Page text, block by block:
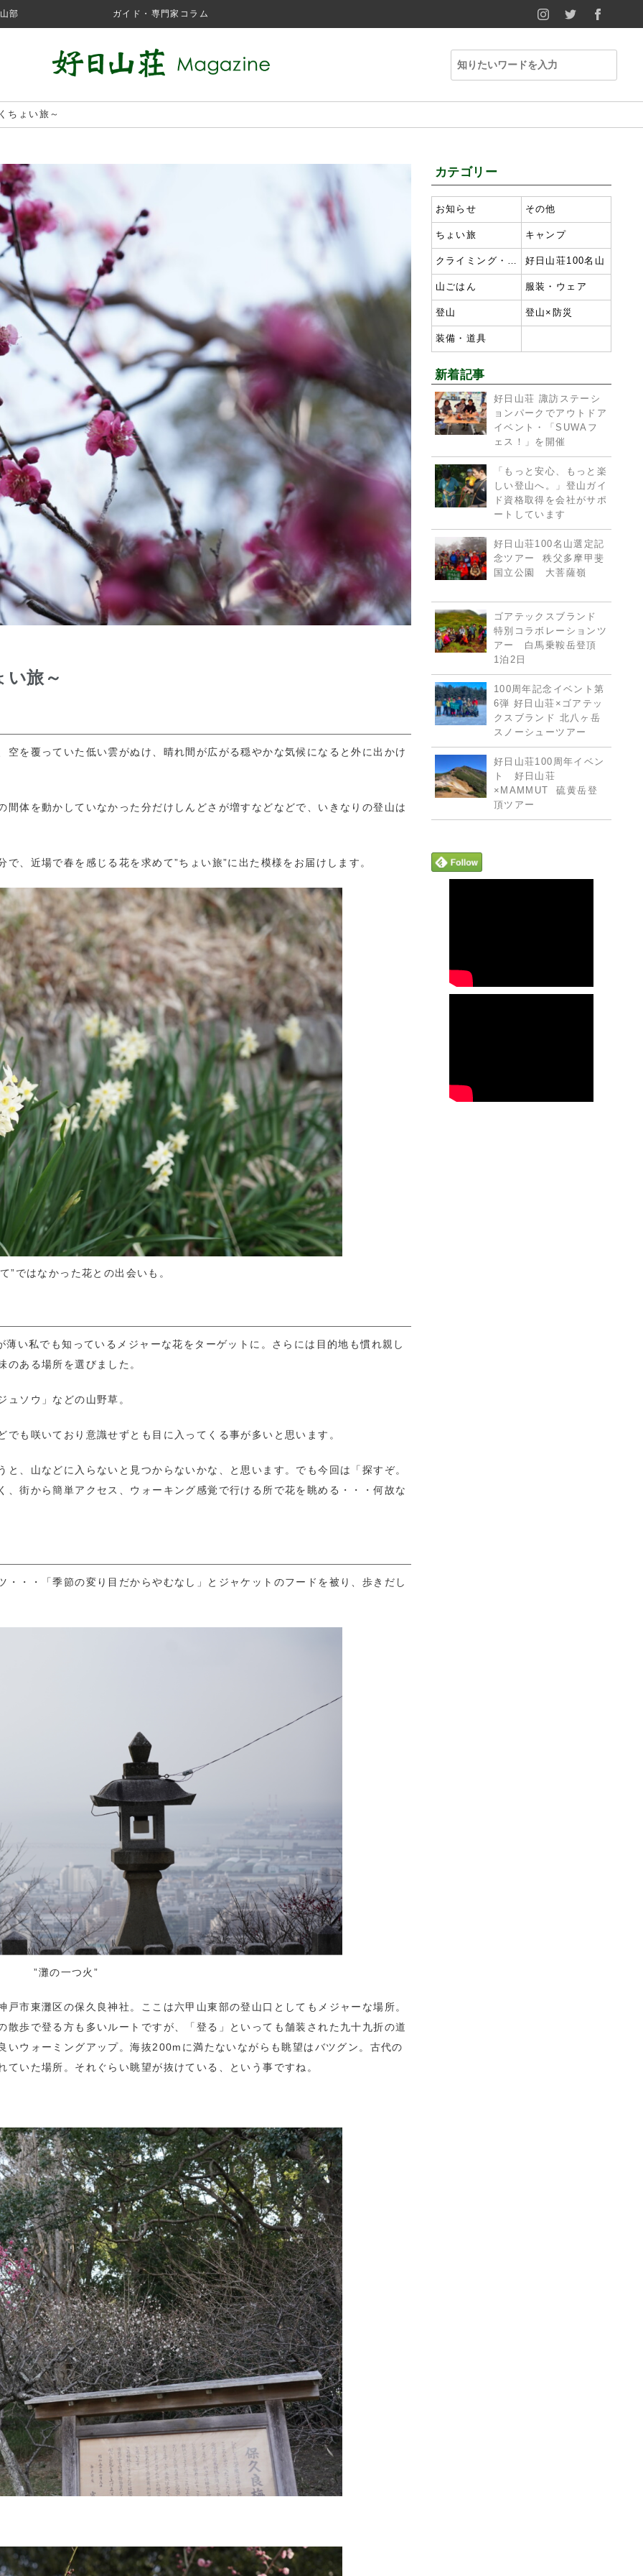
部 ガイド・専門家コラム TWITTER
INSTAGRAM
ちょい旅～
旅～
を覆っていた低い雲がぬけ、晴れ間が広がる穏やかな気候になると外に出かけ
体を動かしていなかった分だけしんどさが増すなどなどで、いきなりの登山は
、近場で春を感じる花を求めて”ちょい旅”に出た模様をお届けします。
”ではなかった花との出会いも。
い私でも知っているメジャーな花をターゲットに。さらには目的地も慣れ親し
ある場所を選びました。
ソウ」などの山野草。
も咲いており意識せずとも目に入ってくる事が多いと思います。
、山などに入らないと見つからないかな、と思います。でも今回は「探すぞ。
街から簡単アクセス、ウォーキング感覚で行ける所で花を眺める・・・何故な
・・「季節の変り目だからやむなし」とジャケットのフードを被り、歩きだし
”灘の一つ火”
市東灘区の保久良神社。ここは六甲山東部の登山口としてもメジャーな場所。
歩で登る方も多いルートですが、「登る」といっても舗装された九十九折の道
いウォーミングアップ。海抜200mに満たないながらも眺望はバツグン。古代の
いた場所。それぐらい眺望が抜けている、という事ですね。
カテゴリー
お知らせ その他
ちょい旅 キャンプ
クライミング・ボルダリング 好日山荘100名山
山ごはん 服装・ウェア
登山 登山×防災
装備・道具
新着記事
好日山荘 諏訪ステーシ
ョンパークでアウトドア
イベント・「SUWAフ
ェス！」を開催
「もっと安心、もっと楽
しい登山へ。」登山ガイ
ド資格取得を会社がサポ
ートしています
好日山荘100名山選定記
念ツアー 秩父多摩甲斐
国立公園 大菩薩嶺
ゴアテックスブランド
特別コラボレーションツ
アー 白馬乗鞍岳登頂
1泊2日
100周年記念イベント第
6弾 好日山荘×ゴアテッ
クスブランド 北八ヶ岳
スノーシューツアー
好日山荘100周年イベン
ト 好日山荘
×MAMMUT 硫黄岳登
頂ツアー